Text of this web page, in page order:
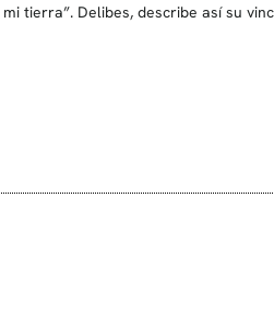
tierra”. Delibes, describe así su